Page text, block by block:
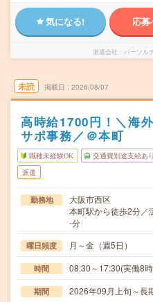
気になる! 応
派遣会社 パーソル
未読 掲載日 2026/08/07
高時給1700円！＼海
サポ事務／＠本町
職種未経験OK 交通費別途支給あり
派遣
勤務地
大阪市西区
本町駅から徒歩2分／
-分
曜日頻度 月～金（週5日）
時間 08:30～17:30(実働8
期間 2026年09月上旬～長